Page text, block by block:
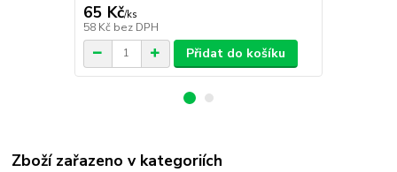
65 Kč/ks
58 Kč bez DPH
Přidat do košíku
Zboží zařazeno v kategoriích